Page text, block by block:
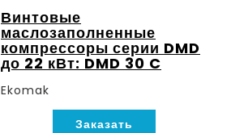
Винтовые
маслозаполненные
компрессоры серии DMD
до 22 кВт: DMD 30 C
Ekomak
Заказать